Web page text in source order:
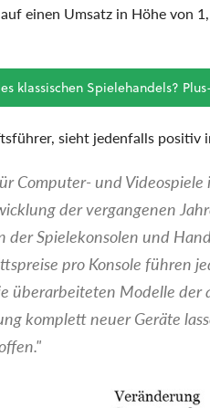
einen Umsatz in Höhe von
klassischen Spielehandels?
sieht jedenfalls positiv
Computer- und
der vergangenen
der Spielekonsolen und
pro Konsole führen
überarbeiteten Modelle
komplett neuer Geräte